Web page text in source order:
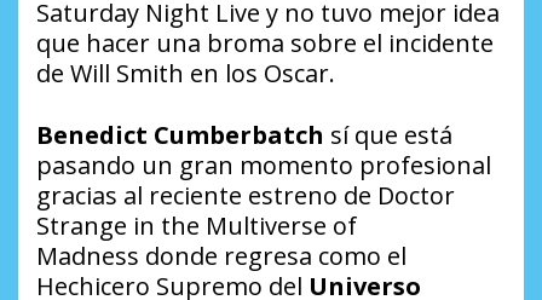
Saturday Night Live y no tuvo mejor idea
que hacer una broma sobre el incidente
de Will Smith en los Oscar.
Benedict Cumberbatch sí que está
pasando un gran momento profesional
gracias al reciente estreno de Doctor
Strange in the Multiverse of
Madness donde regresa como el
Hechicero Supremo del Universo